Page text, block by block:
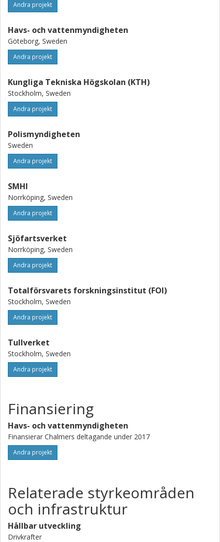
Andra projekt
Havs- och vattenmyndigheten
Göteborg, Sweden
Andra projekt
Kungliga Tekniska Högskolan (KTH)
Stockholm, Sweden
Andra projekt
Polismyndigheten
Sweden
Andra projekt
SMHI
Norrköping, Sweden
Andra projekt
Sjöfartsverket
Norrköping, Sweden
Andra projekt
Totalförsvarets forskningsinstitut (FOI)
Stockholm, Sweden
Andra projekt
Tullverket
Stockholm, Sweden
Andra projekt
Finansiering
Havs- och vattenmyndigheten
Finansierar Chalmers deltagande under 2017
Andra projekt
Relaterade styrkeområden
och infrastruktur
Hållbar utveckling
Drivkrafter